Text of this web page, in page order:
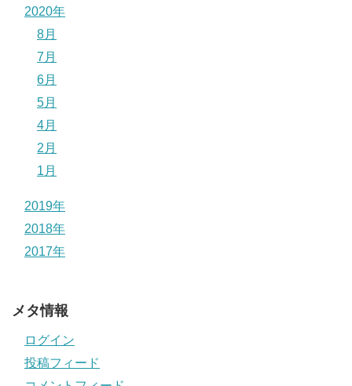
2020年
8月
7月
6月
5月
4月
2月
1月
2019年
2018年
2017年
メタ情報
ログイン
投稿フィード